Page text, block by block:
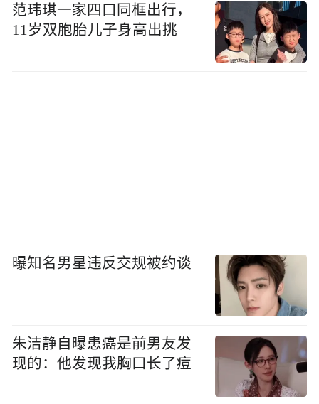
范玮琪一家四口同框出行，
11岁双胞胎儿子身高出挑
曝知名男星违反交规被约谈
朱洁静自曝患癌是前男友发
现的：他发现我胸口长了痘